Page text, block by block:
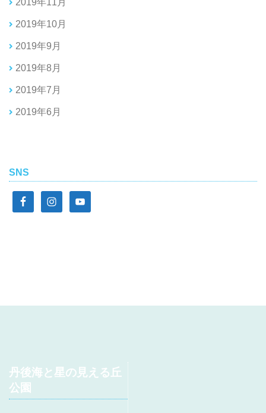
2019年11月
2019年10月
2019年9月
2019年8月
2019年7月
2019年6月
SNS
丹後海と星の見える丘
公園